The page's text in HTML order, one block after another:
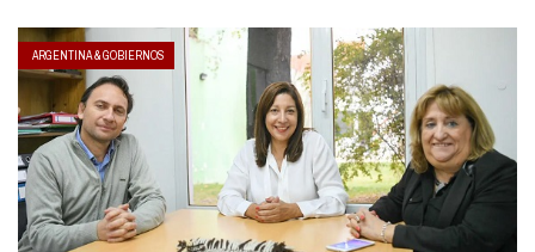
ARGENTINA & GOBIERNOS